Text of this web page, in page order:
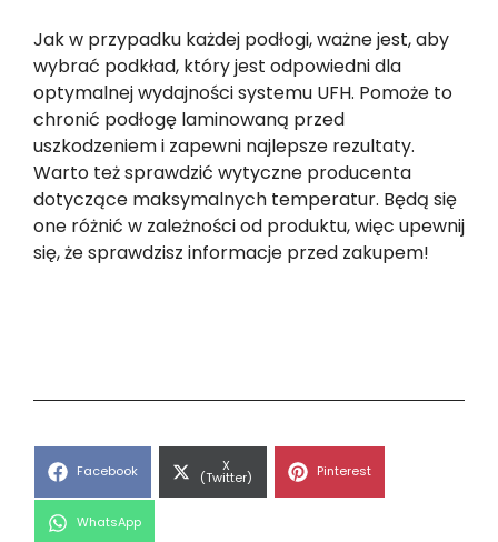
Jak w przypadku każdej podłogi, ważne jest, aby
wybrać podkład, który jest odpowiedni dla
optymalnej wydajności systemu UFH. Pomoże to
chronić podłogę laminowaną przed
uszkodzeniem i zapewni najlepsze rezultaty.
Warto też sprawdzić wytyczne producenta
dotyczące maksymalnych temperatur. Będą się
one różnić w zależności od produktu, więc upewnij
się, że sprawdzisz informacje przed zakupem!
Share
Facebook Share
on
X
(Twitter) Share
Pinterest
Share
WhatsApp